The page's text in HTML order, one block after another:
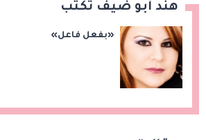
هند أبو ضيف تكتب
«بفعل فاعل»